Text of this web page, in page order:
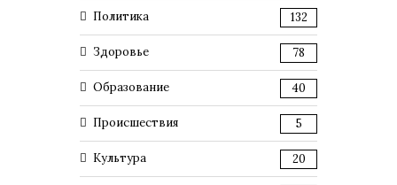
Политика 132
Здоровье 78
Образование 40
Происшествия 5
Культура 20